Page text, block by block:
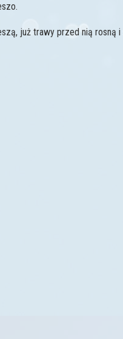
już trawy przed nią rosną